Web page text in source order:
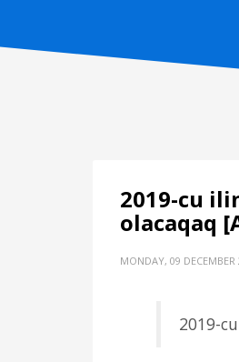
2019-cu
olacaqaq
MONDAY, 09 DECEMBER
2019-